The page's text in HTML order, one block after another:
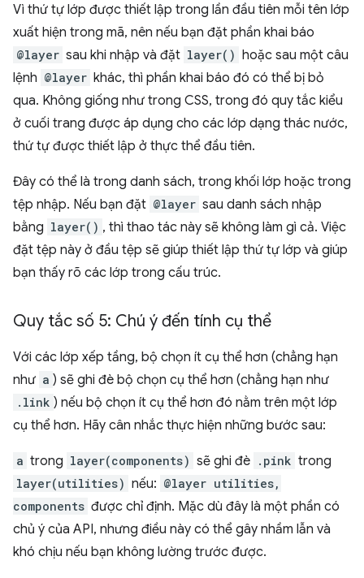
Vì thứ tự lớp được thiết lập trong lần đầu tiên mỗi tên lớp
xuất hiện trong mã, nên nếu bạn đặt phần khai báo
@layer sau khi nhập và đặt layer() hoặc sau một câu
lệnh @layer khác, thì phần khai báo đó có thể bị bỏ
qua. Không giống như trong CSS, trong đó quy tắc kiểu
ở cuối trang được áp dụng cho các lớp dạng thác nước,
thứ tự được thiết lập ở thực thể đầu tiên.
Đây có thể là trong danh sách, trong khối lớp hoặc trong
tệp nhập. Nếu bạn đặt @layer sau danh sách nhập
bằng layer() , thì thao tác này sẽ không làm gì cả. Việc
đặt tệp này ở đầu tệp sẽ giúp thiết lập thứ tự lớp và giúp
bạn thấy rõ các lớp trong cấu trúc.
Quy tắc số 5: Chú ý đến tính cụ thể
Với các lớp xếp tầng, bộ chọn ít cụ thể hơn (chẳng hạn
như a ) sẽ ghi đè bộ chọn cụ thể hơn (chẳng hạn như
.link ) nếu bộ chọn ít cụ thể hơn đó nằm trên một lớp
cụ thể hơn. Hãy cân nhắc thực hiện những bước sau:
a trong layer(components) sẽ ghi đè .pink trong
layer(utilities) nếu: @layer utilities,
components được chỉ định. Mặc dù đây là một phần có
chủ ý của API, nhưng điều này có thể gây nhầm lẫn và
khó chịu nếu bạn không lường trước được.